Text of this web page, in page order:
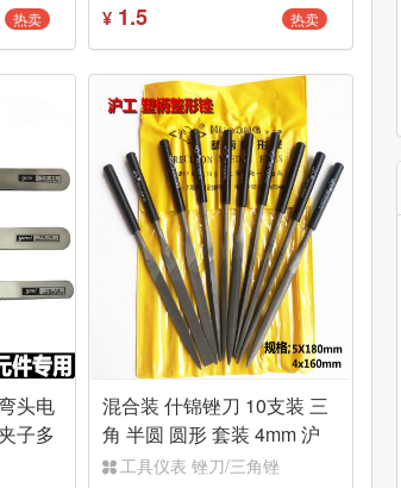
热卖 ¥ 1.5 热卖
头电
子多
混合装 什锦锉刀 10支装 三
角 半圆 圆形 套装 4mm 沪
工牌工具仪表 锉刀/三角锉